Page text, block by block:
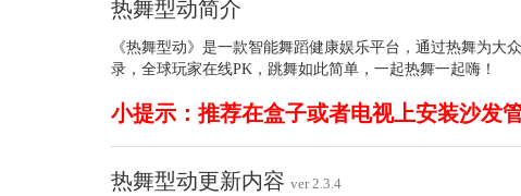
热舞型动简介
《热舞型动》是一款智能舞蹈健康娱乐平台，通过热舞为
录，全球玩家在线PK，跳舞如此简单，一起热舞一起嗨！
小提示：推荐在盒子或者电视上安装沙发
热舞型动更新内容 ver 2.3.4